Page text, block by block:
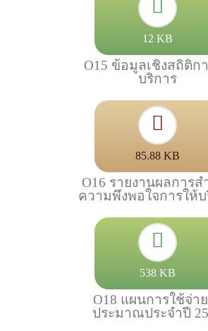
12 KB
O15 ข้อมูลเชิงสถิติก
บริการ
85.88 KB
O16 รายงานผลการส
ความพึงพอใจการให้
538 KB
O18 แผนการใช้จ่า
ประมาณประจำปี